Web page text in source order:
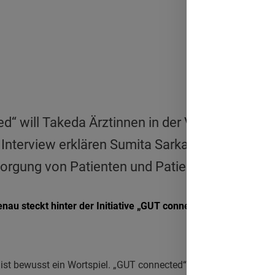
will Takeda Ärztinnen in der
erklären Sumita Sarkar und Sabine
von Patienten und Patientinnen
steckt hinter der Initiative „GUT connected“ und welches
bewusst ein Wortspiel. „GUT connected“ heißt für uns gut